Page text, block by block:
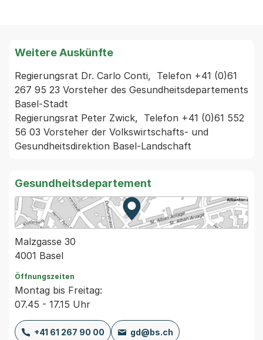
Weitere Auskünfte
Regierungsrat Dr. Carlo Conti,  Telefon +41 (0)61
267 95 23 Vorsteher des Gesundheitsdepartements
Basel-Stadt
Regierungsrat Peter Zwick,  Telefon +41 (0)61 552
56 03 Vorsteher der Volkswirtschafts- und
Gesundheitsdirektion Basel-Landschaft
Gesundheitsdepartement
Zur Karte von MapBS.
Externer Link, wird in einem
Malzgasse 30
4001 Basel
Öffnungszeiten
Montag bis Freitag:
07.45 - 17.15 Uhr
+41 61 267 90 00 gd@bs.ch